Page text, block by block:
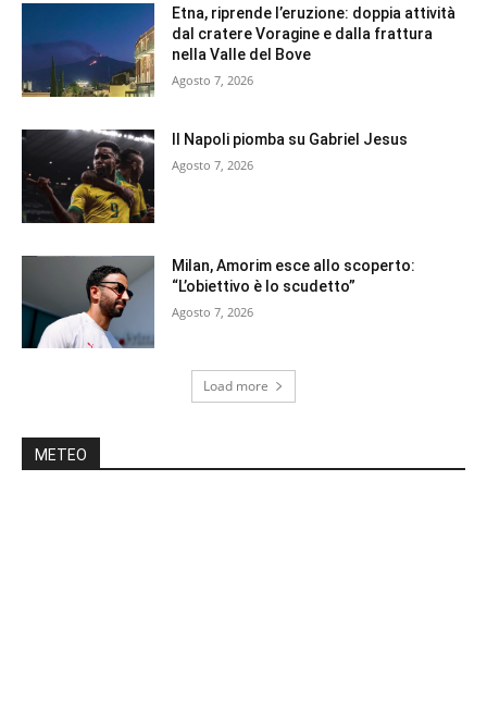
Etna, riprende l’eruzione: doppia attività
dal cratere Voragine e dalla frattura
nella Valle del Bove
Agosto 7, 2026
Il Napoli piomba su Gabriel Jesus
Agosto 7, 2026
Milan, Amorim esce allo scoperto:
“L’obiettivo è lo scudetto”
Agosto 7, 2026
Load more
METEO